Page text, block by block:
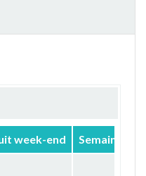
week-end Semaine